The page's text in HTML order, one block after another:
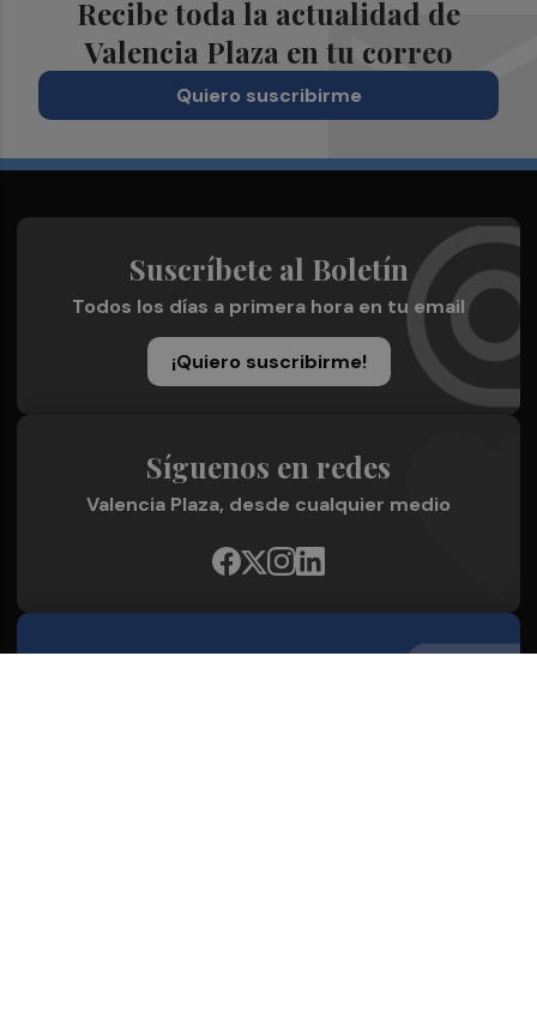
Recibe toda la actualidad de
Valencia Plaza en tu correo
Quiero suscribirme
Suscríbete al Boletín
Todos los días a primera hora en tu email
¡Quiero suscribirme!
Síguenos en redes
Valencia Plaza, desde cualquier medio
Quienes Somos